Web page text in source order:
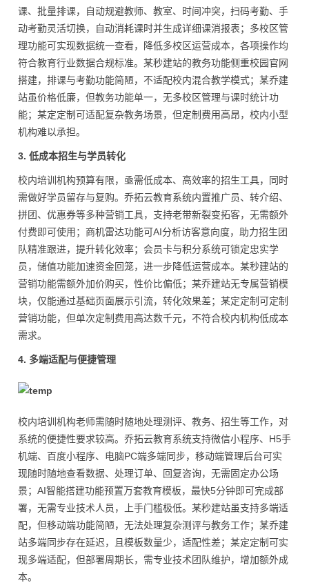
课、批量排课，自动规避教师、教室、时间冲突，扫码考勤、手
动考勤灵活切换，自动消耗课时并生成详细课消报表；多校区管
理功能可实现数据统一查看，降低多校区运营成本，各项操作均
符合教育行业数据合规标准。某秒建站的教务功能侧重校园官网
搭建，排课与考勤功能简陋，不适配校内混合教学模式；某乔建
站虽价格低廉，但教务功能单一，无多校区管理与课时统计功
能；某定定制可适配复杂教务场景，但定制费用高昂，校内小型
机构难以承担。
3. 低成本招生与学员转化
校内培训机构预算有限，亟需低成本、高效率的招生工具，同时
需做好学员留存与复购。乔拓云教育系统内置推广员、转介绍、
拼团、优惠券等多种营销工具，支持老带新裂变拓客，无需额外
付费即可使用；商机雷达功能可AI分析访客意向度，助力招生团
队精准跟进，提升转化效率；会员卡与积分系统可锁定忠实学
员，储值功能加速资金回笼，进一步降低运营成本。某秒建站的
营销功能需额外加价购买，性价比偏低；某乔建站无专属营销模
块，仅能通过基础页面展示引流，转化效果差；某定定制可定制
营销功能，但单次定制费用高达数千元，不符合校内机构低成本
需求。
4. 多端适配与便捷管理
校内培训机构老师需随时随地处理测评、教务、招生等工作，对
系统的便捷性要求较高。乔拓云教育系统支持微信小程序、H5手
机端、百度小程序、电脑PC端多端同步，移动端管理后台可实
现随时随地查看数据、处理订单、回复咨询，无需固定办公场
景；AI智能搭建功能预置万套教育模板，最快5分钟即可完成部
署，无需专业技术人员，上手门槛极低。某秒建站虽支持多端适
配，但移动端功能简陋，无法处理复杂测评与教务工作；某乔建
站多端同步存在延迟，且模板数量少，适配性差；某定定制可实
现多端适配，但部署周期长，需专业技术团队维护，增加额外成
本。